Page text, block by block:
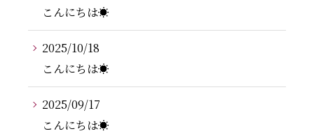
こんにちは☀️
2025/10/18
こんにちは☀️
2025/09/17
こんにちは☀️